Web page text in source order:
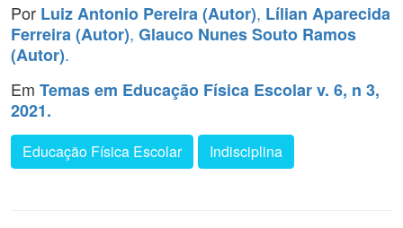
Por Luiz Antonio Pereira (Autor), Lílian Aparecida
Ferreira (Autor), Glauco Nunes Souto Ramos
(Autor).
Em Temas em Educação Física Escolar v. 6, n 3,
2021.
Educação Física Escolar Indisciplina